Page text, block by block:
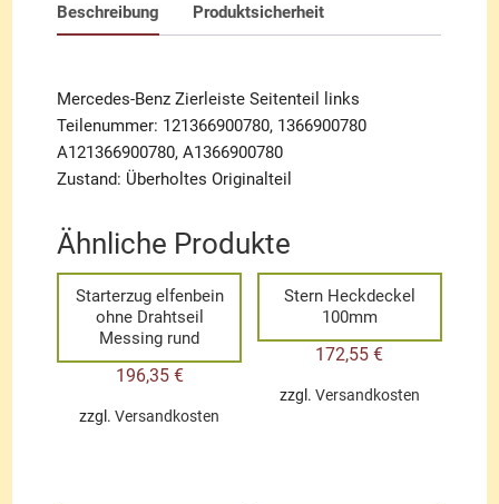
Beschreibung Produktsicherheit
Mercedes-Benz Zierleiste Seitenteil links
Teilenummer: 121366900780, 1366900780
A121366900780, A1366900780
Zustand: Überholtes Originalteil
Ähnliche Produkte
Starterzug elfenbein
ohne Drahtseil
Messing rund
196,35 €
zzgl.Versandkosten
Stern Heckdeckel
100mm
172,55€
zzgl. Versandkosten